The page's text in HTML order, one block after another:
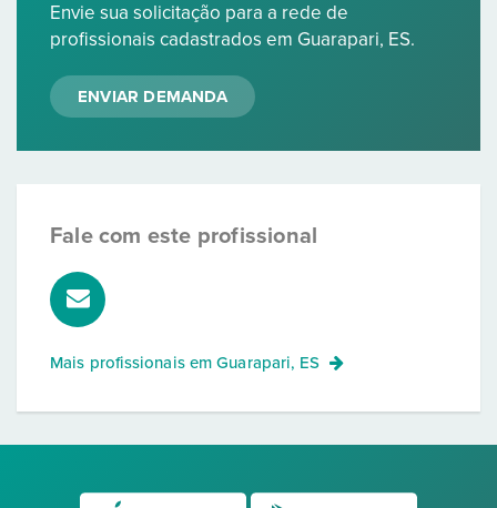
Envie sua solicitação para a rede de
profissionais cadastrados em Guarapari, ES.
ENVIAR DEMANDA
Fale com este profissional
Mais profissionais emGuarapari, ES